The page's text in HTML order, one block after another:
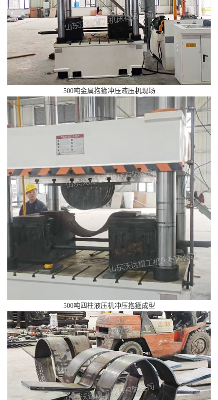
500吨金属抱箍冲压液压机现场
500吨四柱液压机冲压抱箍成型